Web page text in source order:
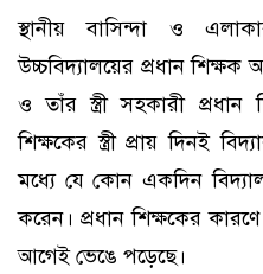
স্থানীয় বাসিন্দা ও
উচ্চবিদ্যালয়ের প্রধান
ও তাঁর স্ত্রী সহকারী প্রধান
শিক্ষকের স্ত্রী প্রায় দিনই
মধ্যে যে কোন একদিন
করেন। প্রধান শিক্ষকের কারণে
আগেই ভেঙে পড়েছে।